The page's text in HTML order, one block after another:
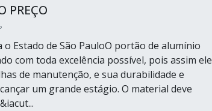
PREÇO
Estado de São PauloO portão de alumínio
com toda excelência possível, pois assim ele
de manutenção, e sua durabilidade e
um grande estágio. O material deve